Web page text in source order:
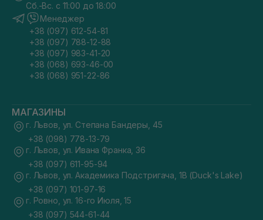
Сб.-Вс. с 11:00 до 18:00
Менеджер
+38 (097) 612-54-81
+38 (097) 788-12-88
+38 (097) 983-41-20
+38 (068) 693-46-00
+38 (068) 951-22-86
МАГАЗИНЫ
г. Львов, ул. Степана Бандеры, 45
+38 (098) 778-13-79
г. Львов, ул. Ивана Франка, 36
+38 (097) 611-95-94
г. Львов, ул. Академика Подстригача, 1В (Duck's Lake)
+38 (097) 101-97-16
г. Ровно, ул. 16-го Июля, 15
+38 (097) 544-61-44